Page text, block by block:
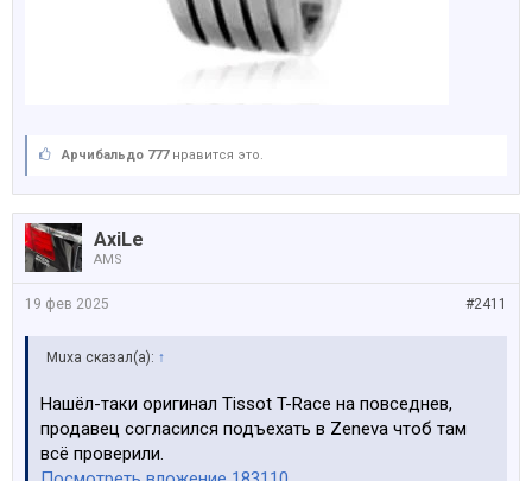
Арчибальдо 777нравится это.
AxiLe
AMS
#2411
19 фев 2025
Muxa сказал(а): ↑
Нашёл-таки оригинал Tissot T-Race на повседнев,
продавец согласился подъехать в Zeneva чтоб там
всё проверили.